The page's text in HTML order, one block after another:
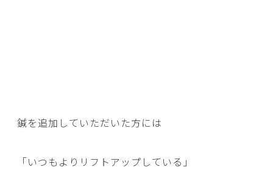
鍼を追加していただいた方には
「いつもよりリフトアップしている」